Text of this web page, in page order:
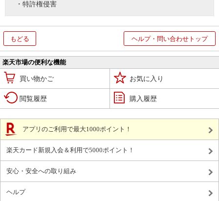
・特許権侵害
もどる ヘルプ・問い合わせトップ
楽天市場の便利な機能
買い物かご お気に入り
閲覧履歴 購入履歴
アプリのご利用で最大1000ポイント！
楽天カード新規入会＆利用で5000ポイント！
安心・安全への取り組み
ヘルプ